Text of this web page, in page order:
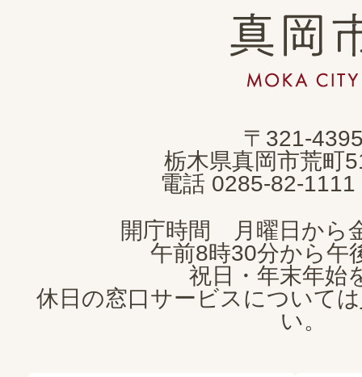
真
岡
市
CITY
〒321-
栃木県真岡市荒町
電話 0285-82-1111
開庁時間 月曜日から
午前8時30分から午
祝日・年末年始
休日の窓口サービスについては
い。